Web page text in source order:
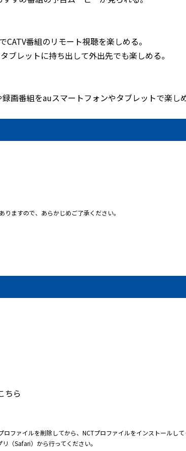
CATV番組のリモート視聴を楽しめる。
ブレットに持ち出して外出先でも楽しめる。
画番組をauスマートフォンやタブレットで楽し
ますので、あらかじめご了承ください。
ちら
ファイルを削除してから、NCTプロファイルをインストールし
（Safari）から行ってください。